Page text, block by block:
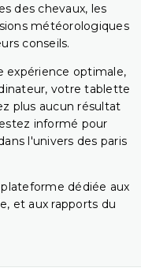
des chevaux, les
météorologiques
conseils.
expérience optimale,
votre tablette
plus aucun résultat
informé pour
l'univers des paris
dédiée aux
et aux rapports du